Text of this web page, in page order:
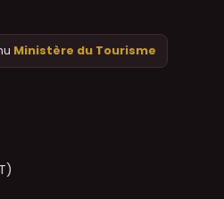
Ministère du Tourisme